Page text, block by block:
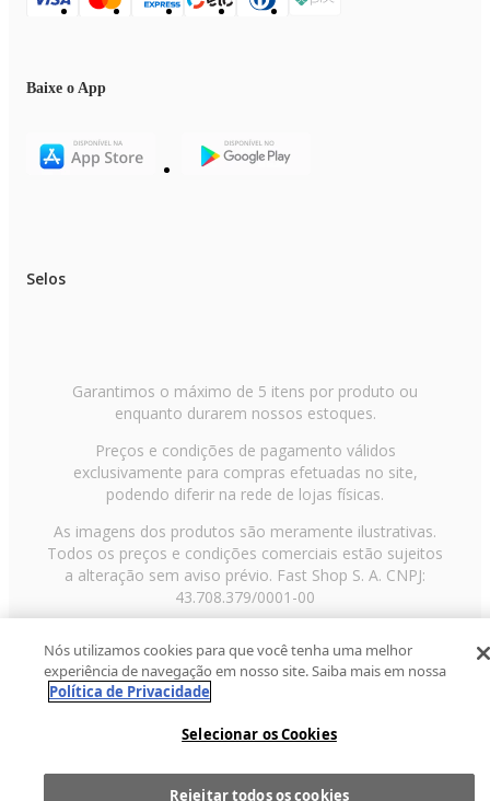
Baixe o App
Selos
Garantimos o máximo de 5 itens por produto ou
enquanto durarem nossos estoques.
Preços e condições de pagamento válidos
exclusivamente para compras efetuadas no site,
podendo diferir na rede de lojas físicas.
As imagens dos produtos são meramente ilustrativas.
Todos os preços e condições comerciais estão sujeitos
a alteração sem aviso prévio. Fast Shop S. A. CNPJ:
43.708.379/0001-00
Paulo/SP, CEP 02029-001, Telefone: 11 3003-3728 ©
2013 Fast Shop - Todos os direitos reservadosRF
Nós utilizamos cookies para que você tenha uma melhor
experiência de navegação em nosso site. Saiba mais em nossa
Política de Privacidade
Selecionar os Cookies
Rejeitar todos os cookies